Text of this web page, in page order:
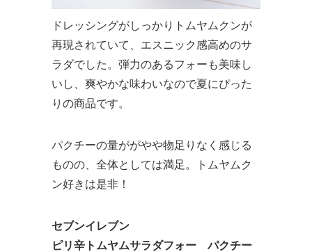
ドレッシングがしっかりトムヤムクンが
再現されていて、エスニック感高めのサ
ラダでした。弾力のあるフォーも美味し
いし、爽やかな味わいなので夏にぴった
りの商品です。
パクチーの量ががやや物足りなく感じる
ものの、全体としては満足。トムヤムク
ン好きは是非！
セブンイレブン
ピリ辛トムヤムサラダフォー パクチー